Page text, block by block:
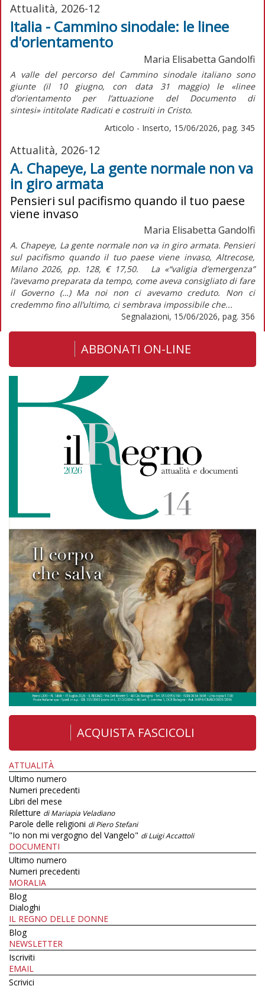
Attualità, 2026-12
Italia - Cammino sinodale: le linee
d'orientamento
Maria Elisabetta Gandolfi
A valle del percorso del Cammino sinodale italiano sono
giunte (il 10 giugno, con data 31 maggio) le «linee
d’orientamento per l’attuazione del Documento di
sintesi»intitolate Radicati e costruiti in Cristo.
Articolo - Inserto, 15/06/2026, pag. 345
Attualità, 2026-12
A. Chapeye, La gente normale non va
in giro armata
Pensieri sul pacifismo quando il tuo paese
viene invaso
Maria Elisabetta Gandolfi
A. Chapeye, La gente normale non va in giro armata. Pensieri
sul pacifismo quando il tuo paese viene invaso, Altrecose,
Milano 2026, pp. 128, € 17,50. La «“valigia d’emergenza”
l’avevamo preparata da tempo, come aveva consigliato di fare
il Governo (…) Ma noi non ci avevamo creduto. Non ci
credemmo fino all’ultimo, ci sembrava impossibile che...
Segnalazioni, 15/06/2026, pag. 356
ABBONATI ON-LINE
ACQUISTA FASCICOLI
ATTUALITÀ
Ultimo numero
Numeri precedenti
Libri del mese
Riletture di Mariapia Veladiano
Parole delle religioni di Piero Stefani
"Io non mi vergogno del Vangelo" di Luigi Accattoli
DOCUMENTI
Ultimo numero
Numeri precedenti
MORALIA
Blog
Dialoghi
IL REGNO DELLE DONNE
Blog
NEWSLETTER
Iscriviti
EMAIL
Scrivici